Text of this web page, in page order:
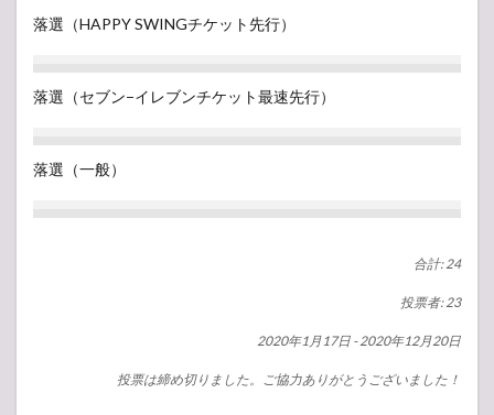
落選（HAPPY SWINGチケット先行）
落選（セブン−イレブンチケット最速先行）
落選（一般）
合計: 24
投票者: 23
2020年1月17日 -2020年12月20日
投票は締め切りました。ご協力ありがとうございました！